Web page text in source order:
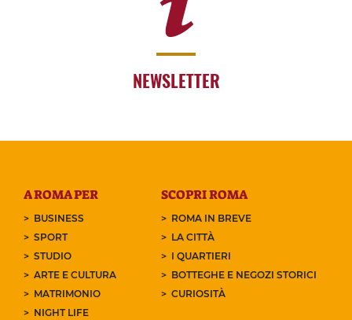
NEWSLETTER
A ROMA PER
BUSINESS
SPORT
STUDIO
ARTE E CULTURA
MATRIMONIO
NIGHT LIFE
SCOPRI ROMA
ROMA IN BREVE
LA CITTÀ
I QUARTIERI
BOTTEGHE E NEGOZI STORICI
CURIOSITÀ